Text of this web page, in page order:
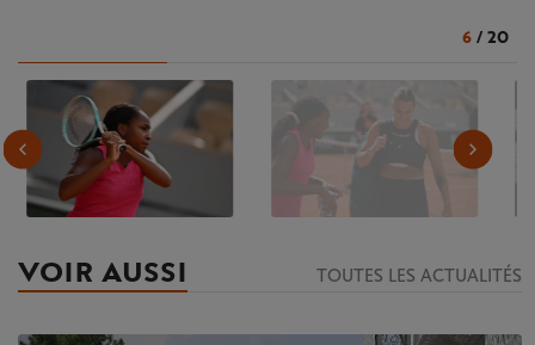
6 / 20
VOIR AUSSI TOUTES LES ACTUALITÉS